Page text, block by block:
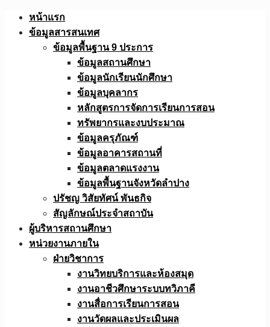
Skip
หน้าแรก
ข้อมูลสารสนเทศ
ข้อมูลพื้นฐาน 9 ประการ
ข้อมูลสถานศึกษา
ข้อมูลนักเรียนนักศึกษา
ข้อมูลบุคลากร
หลักสูตรการจัดการเรียนการสอน
ทรัพยากรและงบประมาณ
ข้อมูลครุภัณฑ์
ข้อมูลอาคารสถานที่
ข้อมูลตลาดแรงงาน
ข้อมูลพื้นฐานจังหวัดลำปาง
ปรัชญ วิสัยทัศน์ พันธกิจ
สัญลักษณ์ประจำสถาบัน
ผู้บริหารสถานศึกษา
หน่วยงานภายใน
ฝ่ายวิชาการ
งานวิทยบริการและห้องสมุด
งานอาชีวศึกษาระบบทวิภาคี
งานสื่อการเรียนการสอน
งานวัดผลและประเมินผล